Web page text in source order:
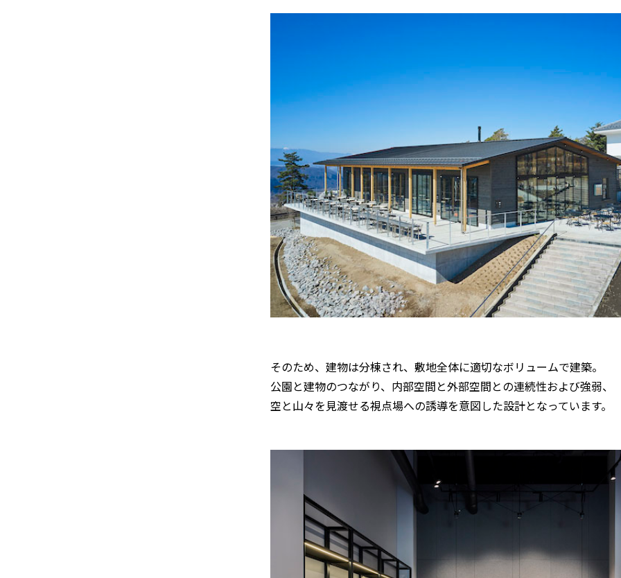
そのため、建物は分棟され、敷地全体に適切なボリュームで建築。
公園と建物のつながり、内部空間と外部空間との連続性および強弱、
空と山々を見渡せる視点場への誘導を意図した設計となっています。